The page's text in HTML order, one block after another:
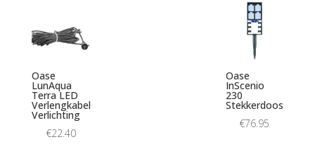
Oase
LunAqua
Terra LED
Verlengkabel
Verlichting
€22.40
Oase
InScenio
230
Stekkerdoos
€76.95